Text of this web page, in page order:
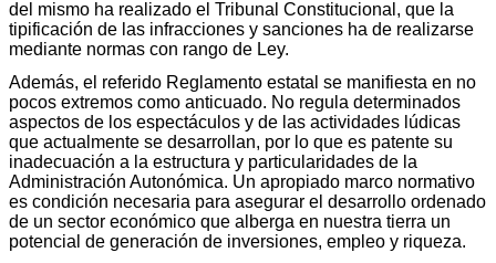
del mismo ha realizado el Tribunal Constitucional, que la
tipificación de las infracciones y sanciones ha de realizarse
mediante normas con rango de Ley.
Además, el referido Reglamento estatal se manifiesta en no
pocos extremos como anticuado. No regula determinados
aspectos de los espectáculos y de las actividades lúdicas
que actualmente se desarrollan, por lo que es patente su
inadecuación a la estructura y particularidades de la
Administración Autonómica. Un apropiado marco normativo
es condición necesaria para asegurar el desarrollo ordenado
de un sector económico que alberga en nuestra tierra un
potencial de generación de inversiones, empleo y riqueza.